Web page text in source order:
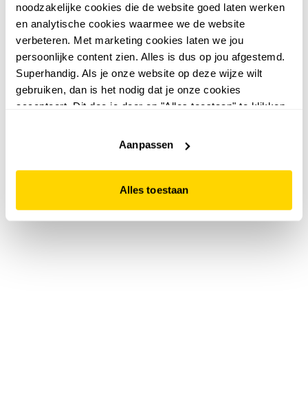
noodzakelijke cookies die de website goed laten werken
en analytische cookies waarmee we de website
verbeteren. Met marketing cookies laten we jou
persoonlijke content zien. Alles is dus op jou afgestemd.
Superhandig. Als je onze website op deze wijze wilt
gebruiken, dan is het nodig dat je onze cookies
accepteert. Dit doe je door op "Alles toestaan" te klikken.
website niet optimaal functioneert.
Aanpassen
Alles toestaan